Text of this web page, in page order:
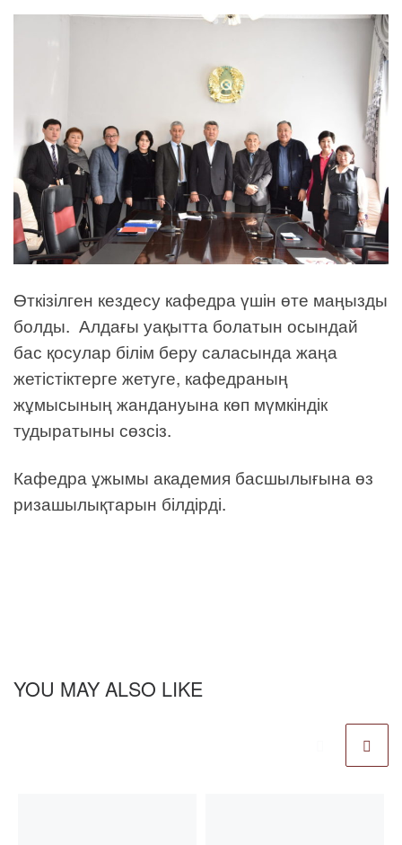
Өткізілген кездесу кафедра үшін өте маңызды
болды. Алдағы уақытта болатын осындай
бас қосулар білім беру саласында жаңа
жетістіктерге жетуге, кафедраның
жұмысының жандануына көп мүмкіндік
тудыратыны сөзсіз.
Кафедра ұжымы академия басшылығына өз
ризашылықтарын білдірді.
YOU MAY ALSO LIKE